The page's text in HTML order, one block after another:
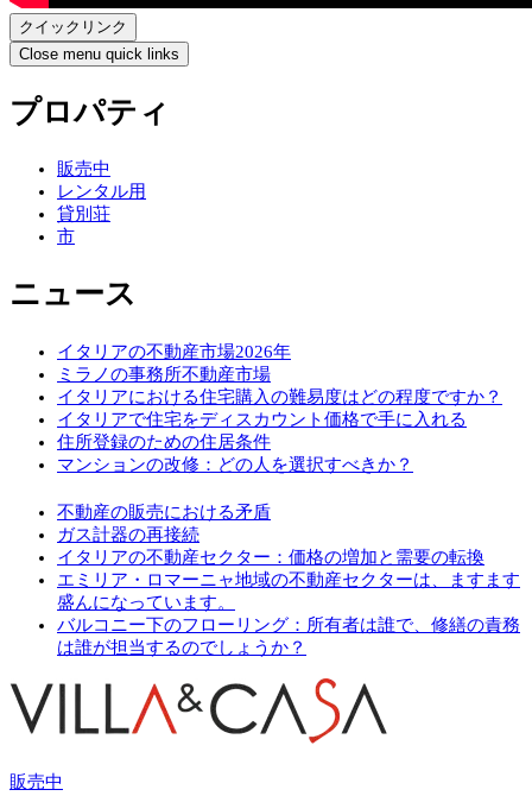
クイックリンク
Close menu quick links
プロパティ
販売中
レンタル用
貸別荘
市
ニュース
イタリアの不動産市場2026年
ミラノの事務所不動産市場
イタリアにおける住宅購入の難易度はどの程度ですか？
イタリアで住宅をディスカウント価格で手に入れる
住所登録のための住居条件
マンションの改修：どの人を選択すべきか？
不動産の販売における矛盾
ガス計器の再接続
イタリアの不動産セクター：価格の増加と需要の転換
エミリア・ロマーニャ地域の不動産セクターは、ますます
盛んになっています。
バルコニー下のフローリング：所有者は誰で、修繕の責務
は誰が担当するのでしょうか？
販売中